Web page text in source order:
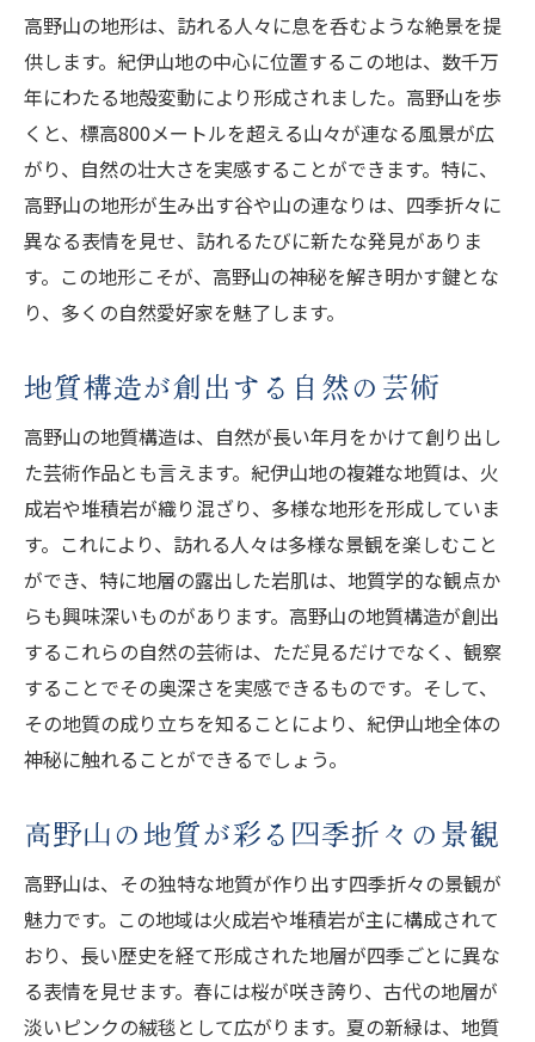
高野山の地形は、訪れる人々に息を呑むような絶景を提
供します。紀伊山地の中心に位置するこの地は、数千万
年にわたる地殻変動により形成されました。高野山を歩
くと、標高800メートルを超える山々が連なる風景が広
がり、自然の壮大さを実感することができます。特に、
高野山の地形が生み出す谷や山の連なりは、四季折々に
異なる表情を見せ、訪れるたびに新たな発見がありま
す。この地形こそが、高野山の神秘を解き明かす鍵とな
り、多くの自然愛好家を魅了します。
地質構造が創出する自然の芸術
高野山の地質構造は、自然が長い年月をかけて創り出し
た芸術作品とも言えます。紀伊山地の複雑な地質は、火
成岩や堆積岩が織り混ざり、多様な地形を形成していま
す。これにより、訪れる人々は多様な景観を楽しむこと
ができ、特に地層の露出した岩肌は、地質学的な観点か
らも興味深いものがあります。高野山の地質構造が創出
するこれらの自然の芸術は、ただ見るだけでなく、観察
することでその奥深さを実感できるものです。そして、
その地質の成り立ちを知ることにより、紀伊山地全体の
神秘に触れることができるでしょう。
高野山の地質が彩る四季折々の景観
高野山は、その独特な地質が作り出す四季折々の景観が
魅力です。この地域は火成岩や堆積岩が主に構成されて
おり、長い歴史を経て形成された地層が四季ごとに異な
る表情を見せます。春には桜が咲き誇り、古代の地層が
淡いピンクの絨毯として広がります。夏の新緑は、地質